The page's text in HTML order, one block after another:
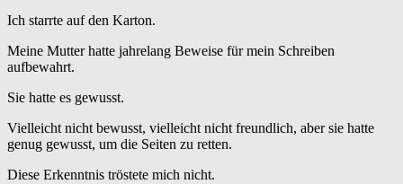
Ich starrte auf den Karton.
Meine Mutter hatte jahrelang Beweise für mein Schreiben
aufbewahrt.
Sie hatte es gewusst.
Vielleicht nicht bewusst, vielleicht nicht freundlich, aber sie hatte
genug gewusst, um die Seiten zu retten.
Diese Erkenntnis tröstete mich nicht.